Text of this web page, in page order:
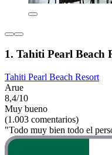
1. Tahiti Pearl Beach
Tahiti Pearl Beach Resort
Arue
8,4/10
Muy bueno
(1.003 comentarios)
"Todo muy bien todo el